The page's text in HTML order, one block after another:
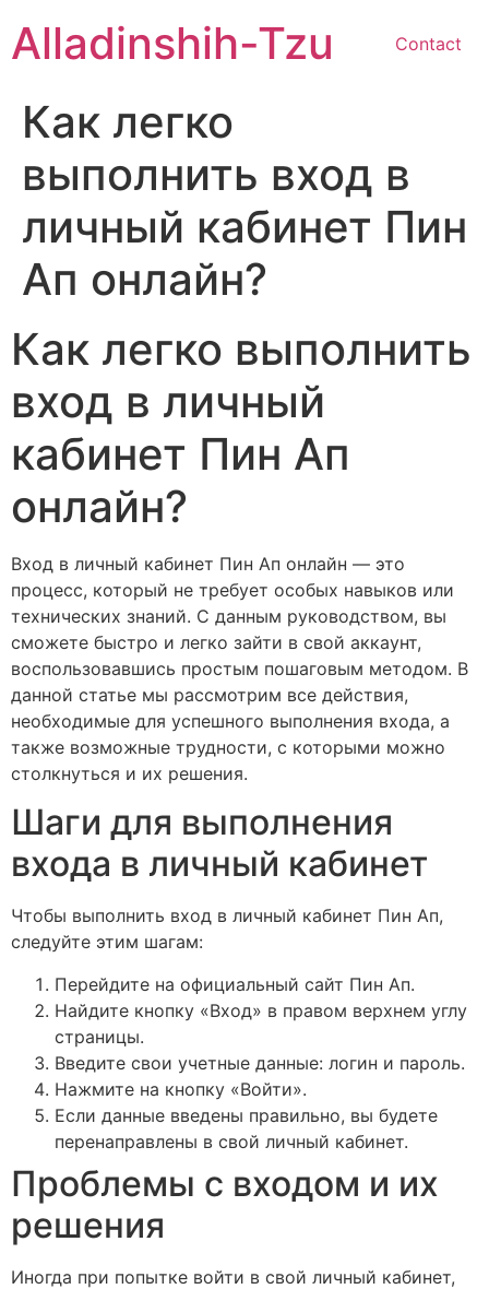
content
Alladinshih-Tzu Contact
Как легко
выполнить вход в
личный кабинет Пин
Ап онлайн?
Как легко выполнить
вход в личный
кабинет Пин Ап
онлайн?
Вход в личный кабинет Пин Ап онлайн — это
процесс, который не требует особых навыков или
технических знаний. С данным руководством, вы
сможете быстро и легко зайти в свой аккаунт,
воспользовавшись простым пошаговым методом. В
данной статье мы рассмотрим все действия,
необходимые для успешного выполнения входа, а
также возможные трудности, с которыми можно
столкнуться и их решения.
Шаги для выполнения
входа в личный кабинет
Чтобы выполнить вход в личный кабинет Пин Ап,
следуйте этим шагам:
Перейдите на официальный сайт Пин Ап.
Найдите кнопку «Вход» в правом верхнем углу
страницы.
Введите свои учетные данные: логин и пароль.
Нажмите на кнопку «Войти».
Если данные введены правильно, вы будете
перенаправлены в свой личный кабинет.
Проблемы с входом и их
решения
Иногда при попытке войти в свой личный кабинет,